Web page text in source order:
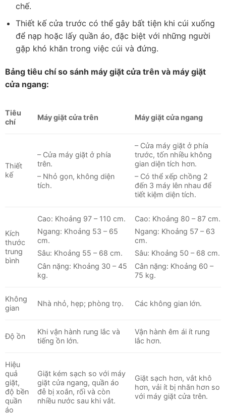
chế.
Thiết kế cửa trước có thể gây bất tiện khi cúi xuống
để nạp hoặc lấy quần áo, đặc biệt với những người
gặp khó khăn trong việc cúi và đứng.
Bảng tiêu chí so sánh máy giặt cửa trên và máy giặt
cửa ngang:
Tiêu
chí
Máy giặt cửa trên Máy giặt cửa ngang
Thiết
kế
– Cửa máy giặt ở phía
trên.
– Nhỏ gọn, không diện
tích.
– Cửa máy giặt ở phía
trước, tốn nhiều không
gian diện tích hơn.
– Có thể xếp chồng 2
đến 3 máy lên nhau để
tiết kiệm diện tích.
Kích
thước
trung
bình
Cao: Khoảng 97 – 110 cm.
Ngang: Khoảng 53 – 65
cm.
Sâu: Khoảng 55 – 68 cm.
Cân nặng: Khoảng 30 – 45
kg.
Cao: Khoảng 80 – 87 cm.
Ngang: Khoảng 57 – 63
cm.
Sâu: Khoảng 50 – 68 cm.
Cân nặng: Khoảng 60 –
75 kg.
Không
gian
Nhà nhỏ, hẹp; phòng trọ. Các không gian lớn.
Độ ồn
Khi vận hành rung lắc và
tiếng ồn lớn.
Vận hành êm ái ít rung
lắc hơn.
Hiệu
quả
giặt,
độ bền
quần
áo
Giặt kém sạch so với máy
giặt cửa ngang, quần áo
đễ bị xoắn, rối và còn
nhiều nước sau khi vắt.
Giặt sạch hơn, vắt khô
hơn, vải ít bị nhăn hơn so
với máy giặt cửa trên.